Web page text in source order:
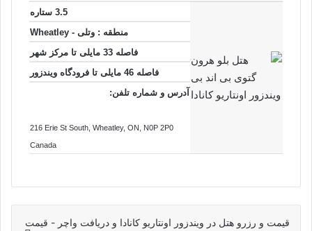
3.5 ستاره
منطقه : وتلی - Wheatley
فاصله 33 مایلی تا
مرکز شهر
فاصله 46 مایلی تا فرودگاه ویندزور
آدرس و شماره تلفن:
216 Erie St South , Wheatley, ON , N0P 2P0
Canada
قیمت و رزرو هتل در ویندزور اونتاریو کانادا و دریافت واچر - قیمت